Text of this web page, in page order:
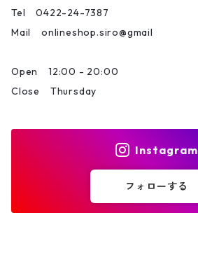
Tel 0422-24-7387
Mail onlineshop.siro@gmail
Open 12:00 - 20:00
Close Thursday
Instagram
フォローする